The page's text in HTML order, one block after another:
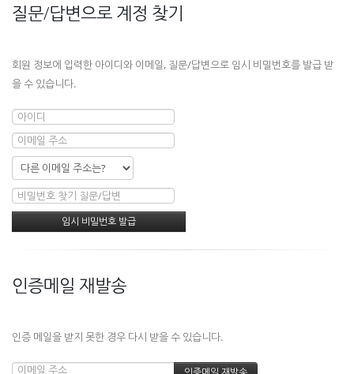
질문/답변으로 계정 찾기
회원 정보에 입력한 아이디와 이메일, 질문/답변으로 임시 비밀번호를 발급 받
을 수 있습니다.
인증메일 재발송
인증 메일을 받지 못한 경우 다시 받을 수 있습니다.